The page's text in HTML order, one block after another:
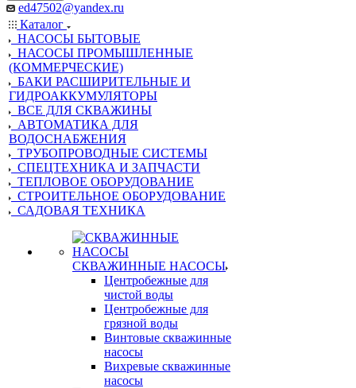
ed47502@yandex.ru
Каталог
НАСОСЫ БЫТОВЫЕ
НАСОСЫ ПРОМЫШЛЕННЫЕ
(КОММЕРЧЕСКИЕ)
БАКИ РАСШИРИТЕЛЬНЫЕ И
ГИДРОАККУМУЛЯТОРЫ
ВСЕ ДЛЯ СКВАЖИНЫ
АВТОМАТИКА ДЛЯ
ВОДОСНАБЖЕНИЯ
ТРУБОПРОВОДНЫЕ СИСТЕМЫ
СПЕЦТЕХНИКА И ЗАПЧАСТИ
ТЕПЛОВОЕ ОБОРУДОВАНИЕ
СТРОИТЕЛЬНОЕ ОБОРУДОВАНИЕ
САДОВАЯ ТЕХНИКА
СКВАЖИННЫЕ НАСОСЫ
Центробежные для
чистой воды
Центробежные для
грязной воды
Винтовые скважинные
насосы
Вихревые скважинные
насосы